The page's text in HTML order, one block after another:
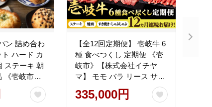
ン 詰め合わ
ハード カ
ステーキ 朝
《壱岐市》
[JEU002]
【全12回定期便】 壱岐牛 6
種 食べつくし 定期便 《壱
岐市》【株式会社イチヤ
マ】 モモ バラ リース サー
ロイン ステーキ 赤身 焼肉
しゃぶしゃぶ すき焼き
335,000円